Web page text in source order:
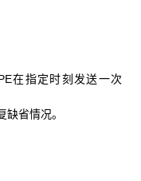
在指定时刻发送一次
缺省情况。